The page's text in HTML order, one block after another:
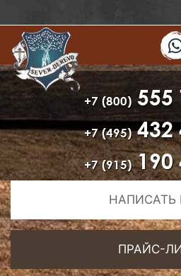
+7 (800) 555
+7 (495)432
+7 (915)190
НАПИСАТЬ
ПРАЙС-